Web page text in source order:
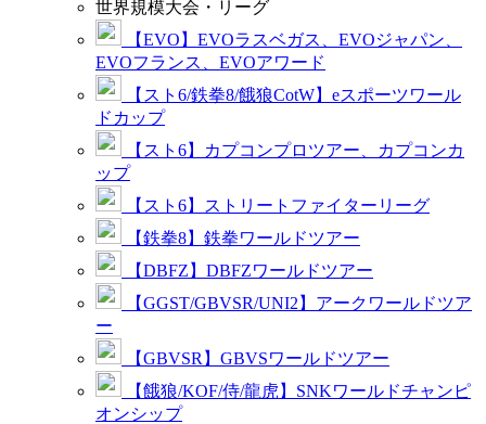
世界規模大会・リーグ
【EVO】EVOラスベガス、EVOジャパン、
EVOフランス、EVOアワード
【スト6/鉄拳8/餓狼CotW】eスポーツワール
ドカップ
【スト6】カプコンプロツアー、カプコンカ
ップ
【スト6】ストリートファイターリーグ
【鉄拳8】鉄拳ワールドツアー
【DBFZ】DBFZワールドツアー
【GGST/GBVSR/UNI2】アークワールドツア
ー
【GBVSR】GBVSワールドツアー
【餓狼/KOF/侍/龍虎】SNKワールドチャンピ
オンシップ